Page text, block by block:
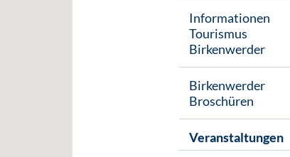
Informationen
Tourismus
Birkenwerder
Birkenwerder
Broschüren
Veranstaltungen